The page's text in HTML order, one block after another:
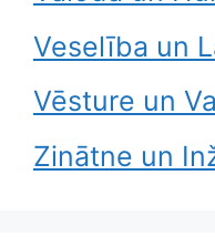
Veselība un
Vēsture un
Zinātne un